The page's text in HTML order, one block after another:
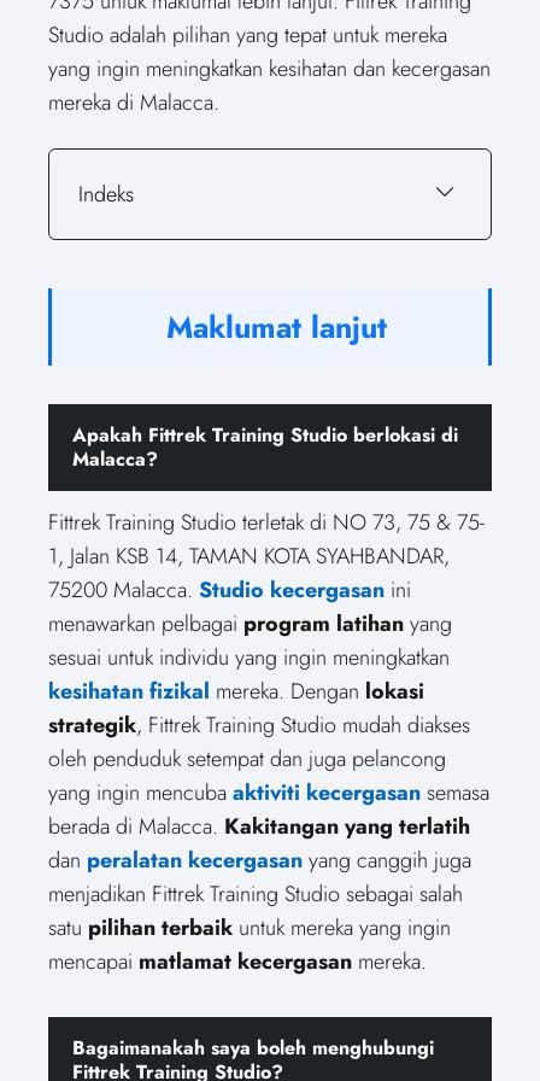
Studio adalah pilihan yang tepat untuk mereka
yang ingin meningkatkan kesihatan dan kecergasan
mereka di Malacca.
Indeks
Maklumat lanjut
Apakah Fittrek Training Studio berlokasi di
Malacca?
Fittrek Training Studio terletak di NO 73, 75 & 75-
1, Jalan KSB 14, TAMAN KOTA SYAHBANDAR,
75200 Malacca. Studio kecergasan ini
menawarkan pelbagai program latihanyang
sesuai untuk individu yang ingin meningkatkan
kesihatan fizikal mereka. Dengan lokasi
strategik, Fittrek Training Studio mudah diakses
oleh penduduk setempat dan juga pelancong
yang ingin mencubaaktiviti kecergasansemasa
berada di Malacca. Kakitangan yang terlatih
dan peralatan kecergasanyang canggih juga
menjadikan Fittrek Training Studio sebagai salah
satu pilihan terbaik untuk mereka yang ingin
mencapai matlamat kecergasan mereka.
Bagaimanakah saya boleh menghubungi
Fittrek Training Studio?